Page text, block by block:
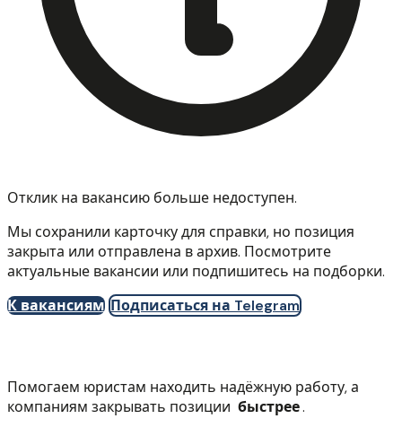
Отклик на вакансию больше недоступен.
Мы сохранили карточку для справки, но позиция
закрыта или отправлена в архив. Посмотрите
актуальные вакансии или подпишитесь на подборки.
К вакансиям Подписаться на Telegram
Помогаем юристам находить надёжную работу, а
компаниям закрывать позиции быстрее.